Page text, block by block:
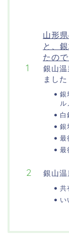
山形
と、
たの
銀山
ました
銀
ル
白
銀
最
最
銀山
共
い